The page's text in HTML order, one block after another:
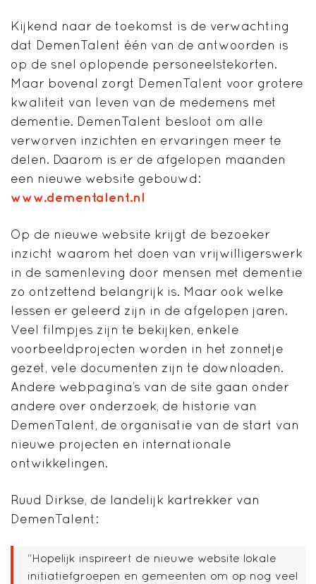
Kijkend naar de toekomst is de verwachting
dat DemenTalent één van de antwoorden is
op de snel oplopende personeelstekorten.
Maar bovenal zorgt DemenTalent voor grotere
kwaliteit van leven van de medemens met
dementie. DemenTalent besloot om alle
verworven inzichten en ervaringen meer te
delen. Daarom is er de afgelopen maanden
een nieuwe website gebouwd:
www.dementalent.nl
Op de nieuwe website krijgt de bezoeker
inzicht waarom het doen van vrijwilligerswerk
in de samenleving door mensen met dementie
zo ontzettend belangrijk is. Maar ook welke
lessen er geleerd zijn in de afgelopen jaren.
Veel filmpjes zijn te bekijken, enkele
voorbeeldprojecten worden in het zonnetje
gezet, vele documenten zijn te downloaden.
Andere webpagina’s van de site gaan onder
andere over onderzoek, de historie van
DemenTalent, de organisatie van de start van
nieuwe projecten en internationale
ontwikkelingen.
Ruud Dirkse, de landelijk kartrekker van
DemenTalent:
“Hopelijk inspireert de nieuwe website lokale
initiatiefgroepen en gemeenten om op nog veel